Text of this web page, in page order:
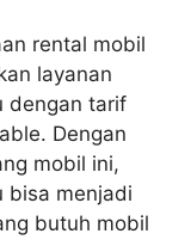
rental mobil
layanan
dengan tarif
Dengan
mobil ini,
bisa menjadi
butuh mobil